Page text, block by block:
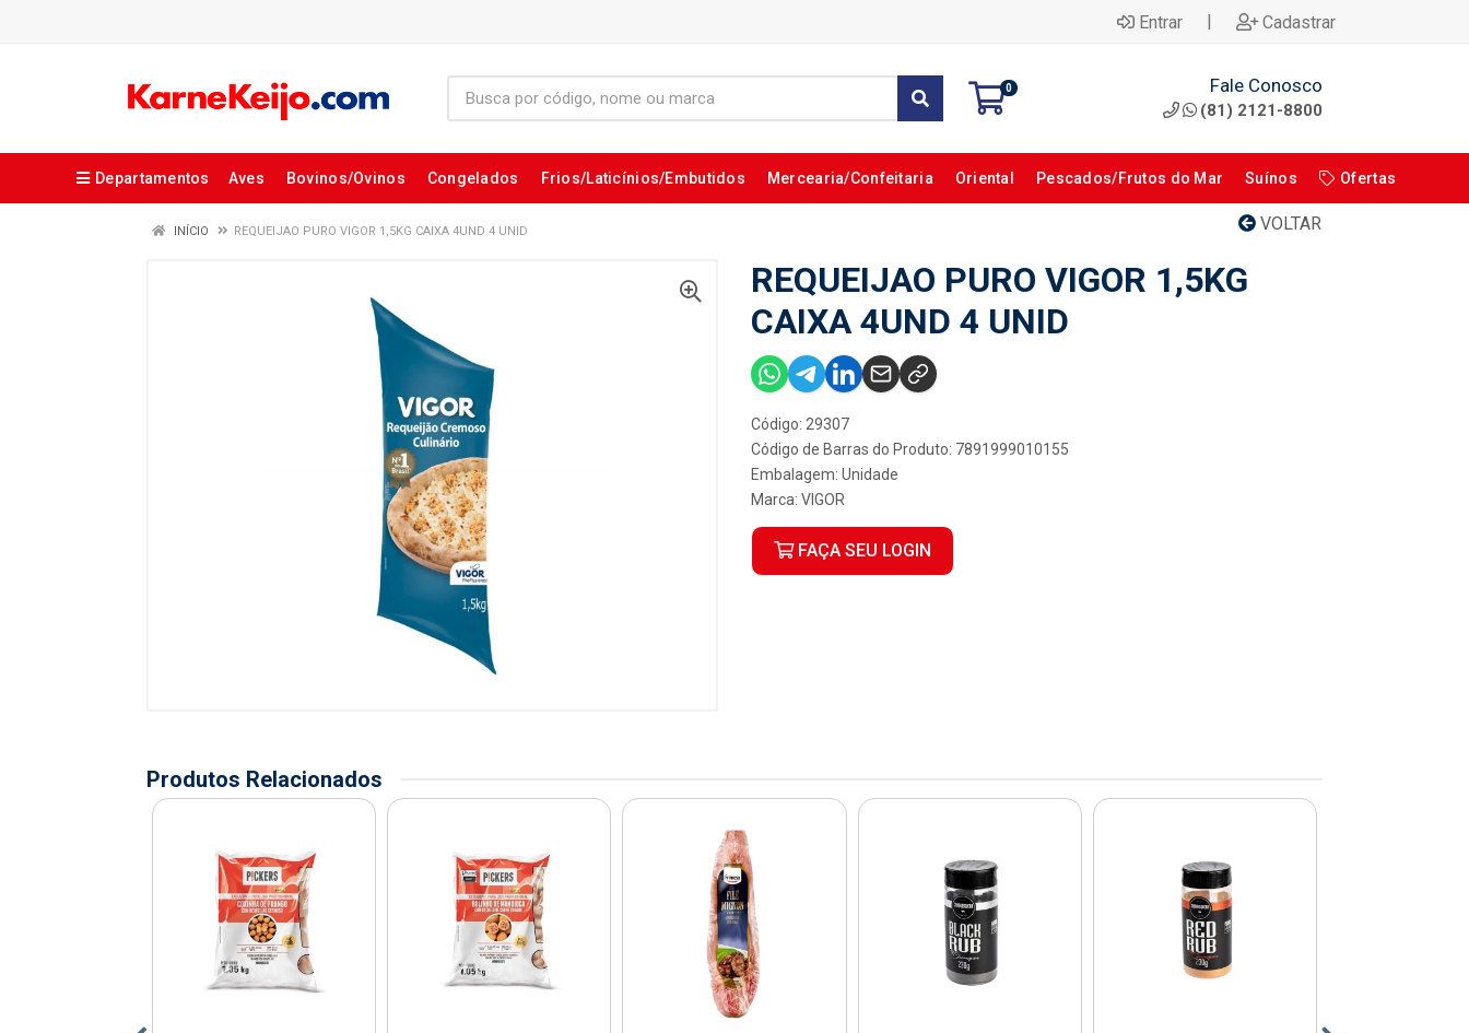
Entrar | Cadastrar
0 Fale Conosco
(81) 2121-8800
Departamentos Aves Bovinos/Ovinos Congelados Frios/Laticínios/Embutidos Mercearia/Confeitaria Oriental Pescados/Frutos do Mar Suínos Ofertas
VOLTAR
INÍCIO REQUEIJAO PURO VIGOR 1,5KG CAIXA 4UND 4 UNID
REQUEIJAO PURO VIGOR 1,5KG
CAIXA 4UND 4 UNID
Código: 29307
Código de Barras do Produto: 7891999010155
Embalagem: Unidade
Marca: VIGOR
FAÇA SEU LOGIN
Produtos Relacionados